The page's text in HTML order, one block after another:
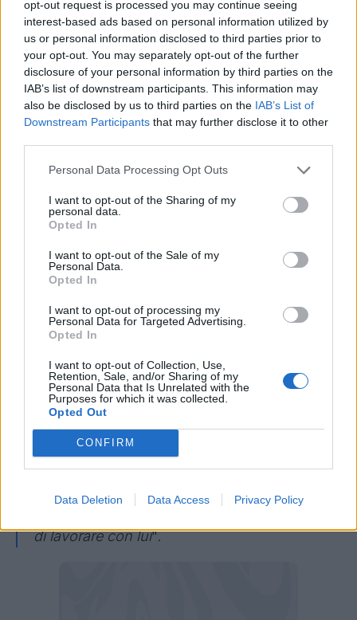
opt-out request is processed you may continue seeing
interest-based ads based on personal information utilized by
us or personal information disclosed to third parties prior to
your opt-out. You may separately opt-out of the further
disclosure of your personal information by third parties on the
IAB’s list of downstream participants. This information may
also be disclosed by us to third parties on the IAB’s List of
Downstream Participants that may further disclose it to other
Personal Data Processing Opt Outs
I want to opt-out of the Sharing of my
personal data.
Opted In
I want to opt-out of the Sale of my
Personal Data.
Opted In
I want to opt-out of processing my
Personal Data for Targeted Advertising.
Opted In
I want to opt-out of Collection, Use,
Retention, Sale, and/or Sharing of my
Personal Data that Is Unrelated with the
Purposes for which it was collected.
Opted Out
CONFIRM
Data Deletion Data Access Privacy Policy
Mancini: "Felice di lavorare con Gasperini. Nazionale?
Su Gasperini
Su Gasperini: "
È forte, in tutti questi anni ha
dimostrato il suo valore, ha fatto qualcosa di
unico. Con lui prima esperienza in A, sono
sempre grato a lui perché mi ha dato la
possibilità di diventare giocatore e sono felice
di ritrovarlo a distanza di anni. Sappiamo bene
quale sia il suo calcio, di intensità e giocare
ritiro si costruisca qualcosa per la stagione. Il
mister ha allenato grandissimi giocatori, nella
Roma ci sono tantissimi calciatori forti. Tutta la
di lavorare con lui".